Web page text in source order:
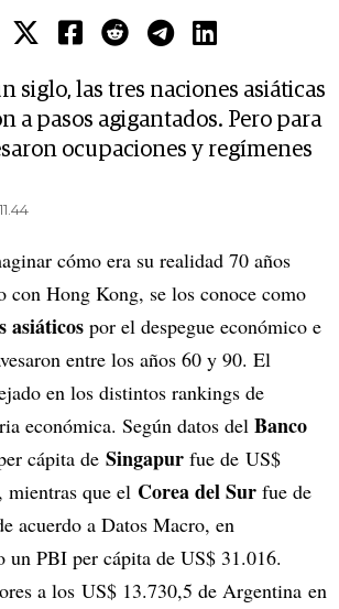
siglo, las tres naciones asiáticas
a pasos agigantados. Pero para
ocupaciones y regímenes
cómo era su realidad 70 años
con Hong Kong, se los conoce como
asiáticos por el despegue económico e
entre los años 60 y 90. El
en los distintos rankings de
económica. Según datos del Banco
cápita de Singapur fue de US$
mientras que el Corea del Sur fue de
acuerdo a Datos Macro, en
un PBI per cápita de US$ 31.016.
a los US$ 13.730,5 de Argentina en